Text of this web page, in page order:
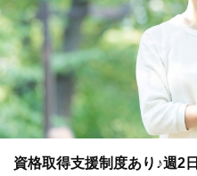
資格取得支援制度あり♪週2